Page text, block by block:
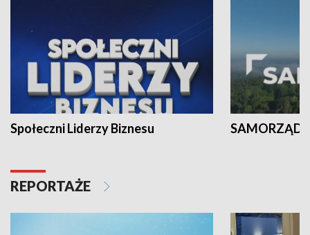
Społeczni Liderzy Biznesu SAMORZĄD
REPORTAŻE